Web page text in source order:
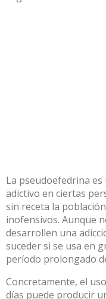
La pseudoefedrina
adictivo en ciertas
sin receta la
inofensivos. Aunque
desarrollen una
suceder si se usa en
período prolongado
Concretamente, el
días puede producir